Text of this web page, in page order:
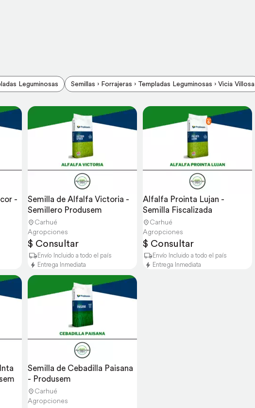
Leguminosas Semillas › Forrajeras › Templadas Leguminosas › Vicia Villosa
-
Semilla de Alfalfa Victoria -
Semillero Produsem
Carhué
Agropciones
$ Consultar
Envío Incluido a todo el país
Entrega Inmediata
Alfalfa Prointa Lujan -
Semilla Fiscalizada
Carhué
Agropciones
$ Consultar
Envío Incluido a todo el país
Entrega Inmediata
Semilla de Cebadilla Paisana
- Produsem
Carhué
Agropciones